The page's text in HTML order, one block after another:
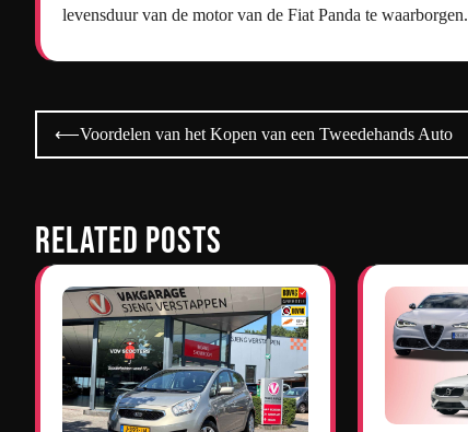
levensduur van de motor van de Fiat Panda te waarborgen.
Bericht
navigatie
⟵Voordelen van het Kopen van een Tweedehands Auto
Related Posts